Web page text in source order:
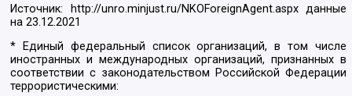
Источник: http://unro.minjust.ru/NKOForeignAgent.aspxданные
на23.12.2021
* Единый федеральный список организаций, в том числе
иностранных и международных организаций, признанных в
соответствии с законодательством Российской Федерации
террористическими: